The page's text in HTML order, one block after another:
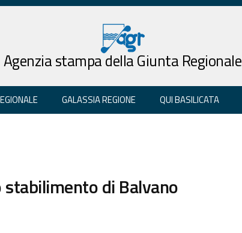
Agenzia stampa della Giunta Regionale
GALASSIA REGIONE QUI BASILICATA
di Balvano